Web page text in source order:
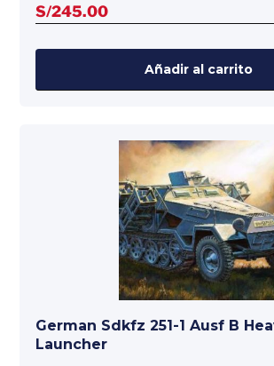
S/245.00
Añadir al carrito
German Sdkfz 251-1 Ausf B
Launcher